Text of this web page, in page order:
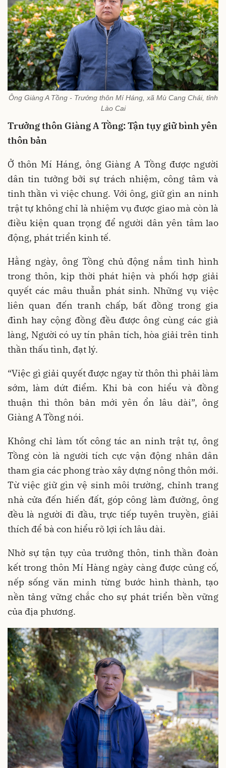
Ông Giàng A Tồng - Trưởng thôn Mí Háng, xã Mù Cang Chải, tỉnh
Lào Cai
Trưởng thôn Giàng A Tồng: Tận tụy giữ bình yên
thôn bản
Ở thôn Mí Háng, ông Giàng A Tồng được người
dân tin tưởng bởi sự trách nhiệm, công tâm và
tinh thần vì việc chung. Với ông, giữ gìn an ninh
trật tự không chỉ là nhiệm vụ được giao mà còn là
điều kiện quan trọng để người dân yên tâm lao
động, phát triển kinh tế.
Hằng ngày, ông Tồng chủ động nắm tình hình
trong thôn, kịp thời phát hiện và phối hợp giải
quyết các mâu thuẫn phát sinh. Những vụ việc
liên quan đến tranh chấp, bất đồng trong gia
đình hay cộng đồng đều được ông cùng các già
làng, Người có uy tín phân tích, hòa giải trên tinh
thần thấu tình, đạt lý.
“Việc gì giải quyết được ngay từ thôn thì phải làm
sớm, làm dứt điểm. Khi bà con hiểu và đồng
thuận thì thôn bản mới yên ổn lâu dài”, ông
Giàng A Tồng nói.
Không chỉ làm tốt công tác an ninh trật tự, ông
Tồng còn là người tích cực vận động nhân dân
tham gia các phong trào xây dựng nông thôn mới.
Từ việc giữ gìn vệ sinh môi trường, chỉnh trang
nhà cửa đến hiến đất, góp công làm đường, ông
đều là người đi đầu, trực tiếp tuyên truyền, giải
thích để bà con hiểu rõ lợi ích lâu dài.
Nhờ sự tận tụy của trưởng thôn, tinh thần đoàn
kết trong thôn Mí Hàng ngày càng được củng cố,
nếp sống văn minh từng bước hình thành, tạo
nền tảng vững chắc cho sự phát triển bền vững
của địa phương.